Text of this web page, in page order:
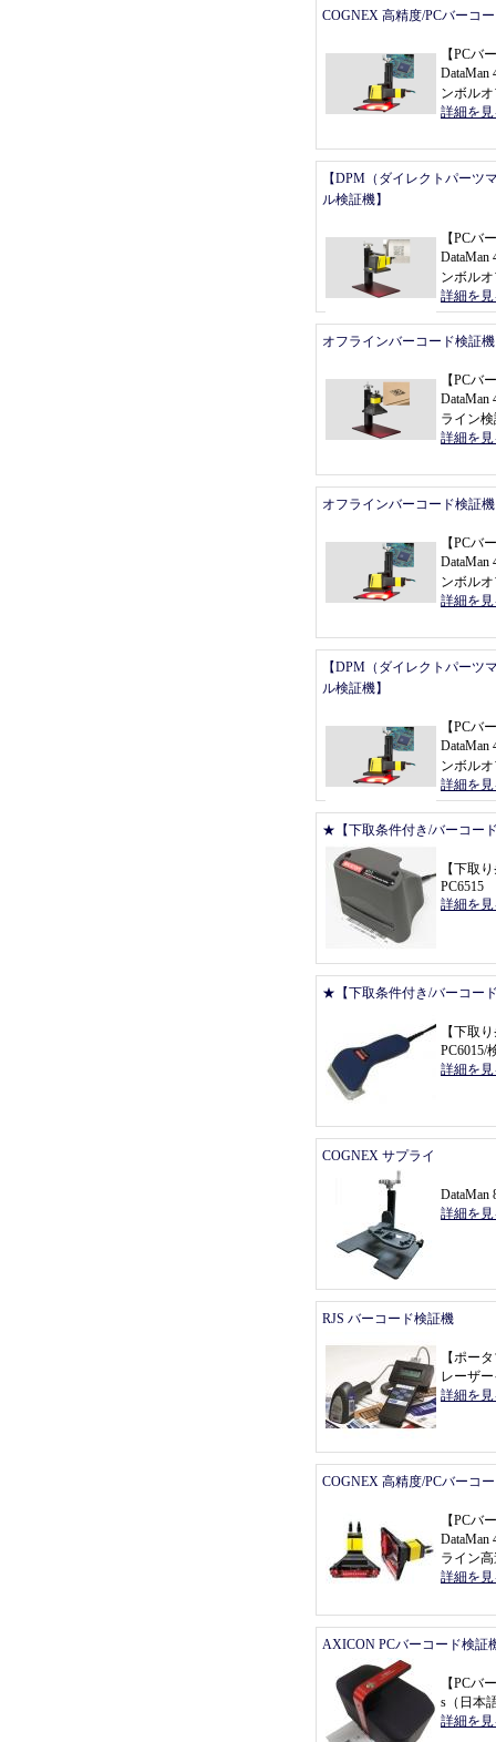
COGNEX 高精度/PCバーコ
【PCバ
DataMan
ンボル
詳細を
【DPM（ダイレクトパーツ
ル検証機】
【PCバ
DataMan
ンボル
詳細を
オフラインバーコード検証機
【PCバ
DataMan
ライン
詳細を
オフラインバーコード検証機
【PCバ
DataMan
ンボル
詳細を
【DPM（ダイレクトパーツ
ル検証機】
【PCバ
DataMan
ンボル
詳細を
★【下取条件付き/バーコー
【下取
PC6515
詳細を
★【下取条件付き/バーコー
【下取
PC6015/
詳細を
COGNEX サプライ
詳細を
RJS バーコード検証機
【ポー
レーザ
詳細を
COGNEX 高精度/PCバーコ
【PCバ
ライン
詳細を
AXICON PCバーコード検証
【PCバ
s （ 日本
詳細を